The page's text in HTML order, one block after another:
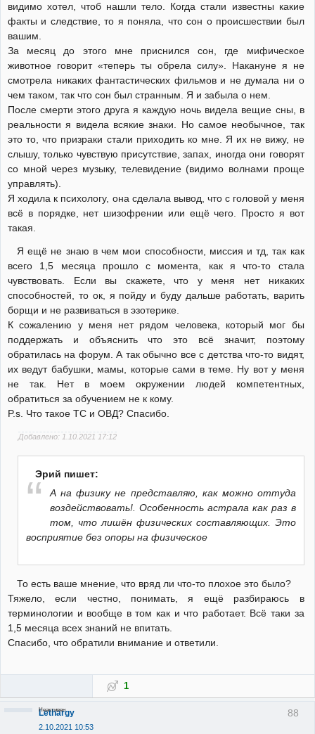
видимо хотел, чтоб нашли тело. Когда стали известны какие
факты и следствие, то я поняла, что сон о происшествии был
вашим.
За месяц до этого мне приснился сон, где мифическое
животное говорит «теперь ты обрела силу». Накануне я не
смотрела никаких фантастических фильмов и не думала ни о
чем таком, так что сон был странным. Я и забыла о нем.
После смерти этого друга я каждую ночь видела вещие сны, в
реальности я видела всякие знаки. Но самое необычное, так
это то, что призраки стали приходить ко мне. Я их не вижу, не
слышу, только чувствую присутствие, запах, иногда они говорят
со мной через музыку, телевидение (видимо волнами проще
управлять).
Я ходила к психологу, она сделала вывод, что с головой у меня
всё в порядке, нет шизофрении или ещё чего. Просто я вот
такая.
Я ещё не знаю в чем мои способности, миссия и тд, так как
всего 1,5 месяца прошло с момента, как я что-то стала
чувствовать. Если вы скажете, что у меня нет никаких
способностей, то ок, я пойду и буду дальше работать, варить
борщи и не развиваться в эзотерике.
К сожалению у меня нет рядом человека, который мог бы
поддержать и объяснить что это всё значит, поэтому
обратилась на форум. А так обычно все с детства что-то видят,
их ведут бабушки, мамы, которые сами в теме. Ну вот у меня
не так. Нет в моем окружении людей компетентных,
обратиться за обучением не к кому.
P.s. Что такое ТС и ОВД? Спасибо.
Добавлено: 1.10.2021 17:12
Эрий пишет:
А на физику не представляю, как можно оттуда
воздействовать!. Особенность астрала как раз в
том, что лишён физических составляющих. Это
восприятие без опоры на физическое
То есть ваше мнение, что вряд ли что-то плохое это было?
Тяжело, если честно, понимать, я ещё разбираюсь в
терминологии и вообще в том как и что работает. Всё таки за
1,5 месяца всех знаний не впитать.
Спасибо, что обратили внимание и ответили.
1
88
Lethargy
2.10.2021 10:53
Неактивен